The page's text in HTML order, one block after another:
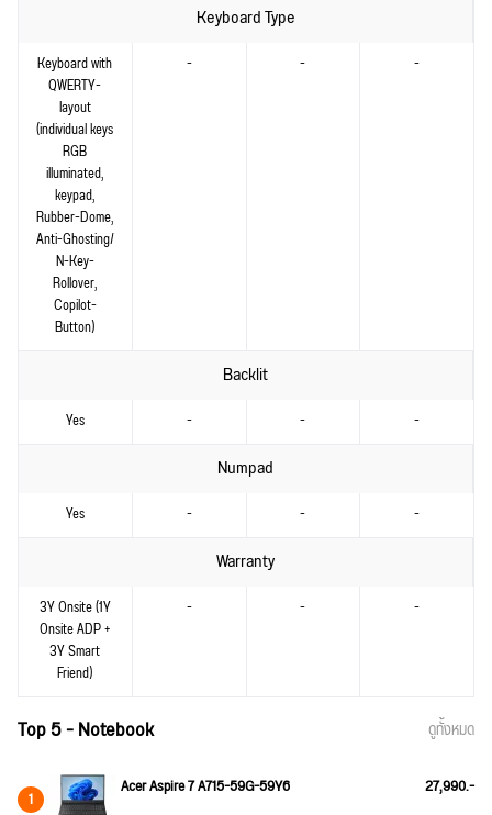
Keyboard Type
Keyboard with
QWERTY-
layout
(individual keys
RGB
illuminated,
keypad,
Rubber-Dome,
Anti-Ghosting/​
N-Key-
Rollover,
Copilot-
Button)
- - -
Backlit
Yes - - -
Numpad
Yes - - -
Warranty
3Y Onsite (1Y
Onsite ADP +
3Y Smart
Friend)
- - -
Top 5 - Notebook ดูทั้งหมด
1 Acer Aspire 7 A715-59G-59Y6 27,990.-